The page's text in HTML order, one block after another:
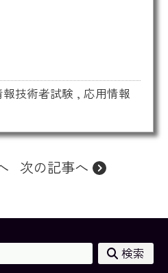
報技術者試験 , 応用情報
次の記事へ
検索